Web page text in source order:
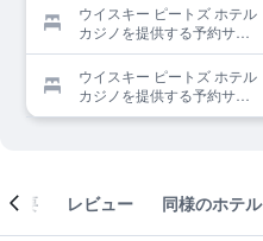
ウイスキー ピートズ ホテル
カジノを提供する予約サイ
ト
ウイスキー ピートズ ホテル
カジノを提供する予約サイ
ト
概要 レビュー 同様のホテル